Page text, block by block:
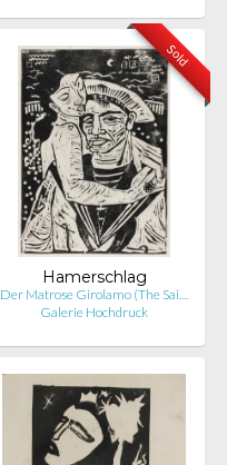
Sold
Hamerschlag
Der Matrose Girolamo (The Sai…
Galerie Hochdruck